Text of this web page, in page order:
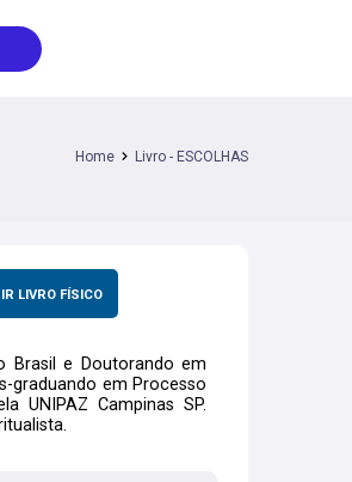
Home Livro - ESCOLHAS
LIVRO FÍSICO
Brasil e Doutorando em
graduando em Processo
UNIPAZ Campinas SP.